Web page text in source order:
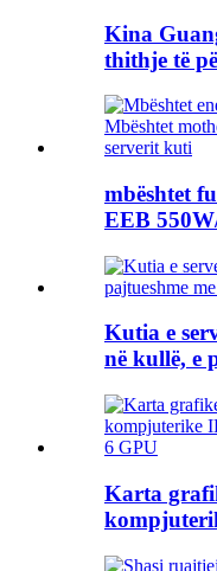
Kina
thithje të
mbështet
EEB
Kutia e
në kullë, e
Karta